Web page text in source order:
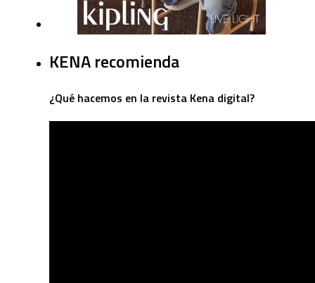
KENA recomienda
¿Qué hacemos en la revista Kena digital?